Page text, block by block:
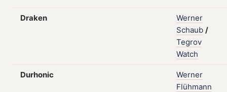
Draken
Werner
Schaub /
Tegrov
Watch
Durhonic
Werner
Flühmann